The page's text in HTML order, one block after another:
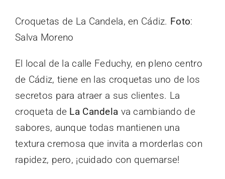
Croquetas de La Candela, en Cádiz. Foto:
Salva Moreno
El local de la calle Feduchy, en pleno centro
de Cádiz, tiene en las croquetas uno de los
secretos para atraer a sus clientes. La
croqueta de La Candela va cambiando de
sabores, aunque todas mantienen una
textura cremosa que invita a morderlas con
rapidez, pero, ¡cuidado con quemarse!